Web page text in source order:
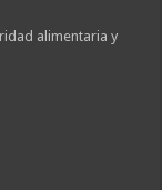
alimentaria y